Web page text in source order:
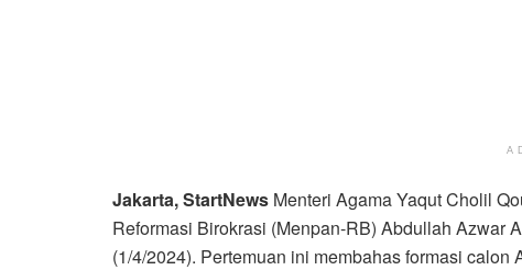
Jakarta, StartNews Menteri Agama Yaqut Cholil
Reformasi Birokrasi (Menpan-RB) Abdullah Azwar
(1/4/2024). Pertemuan ini membahas formasi